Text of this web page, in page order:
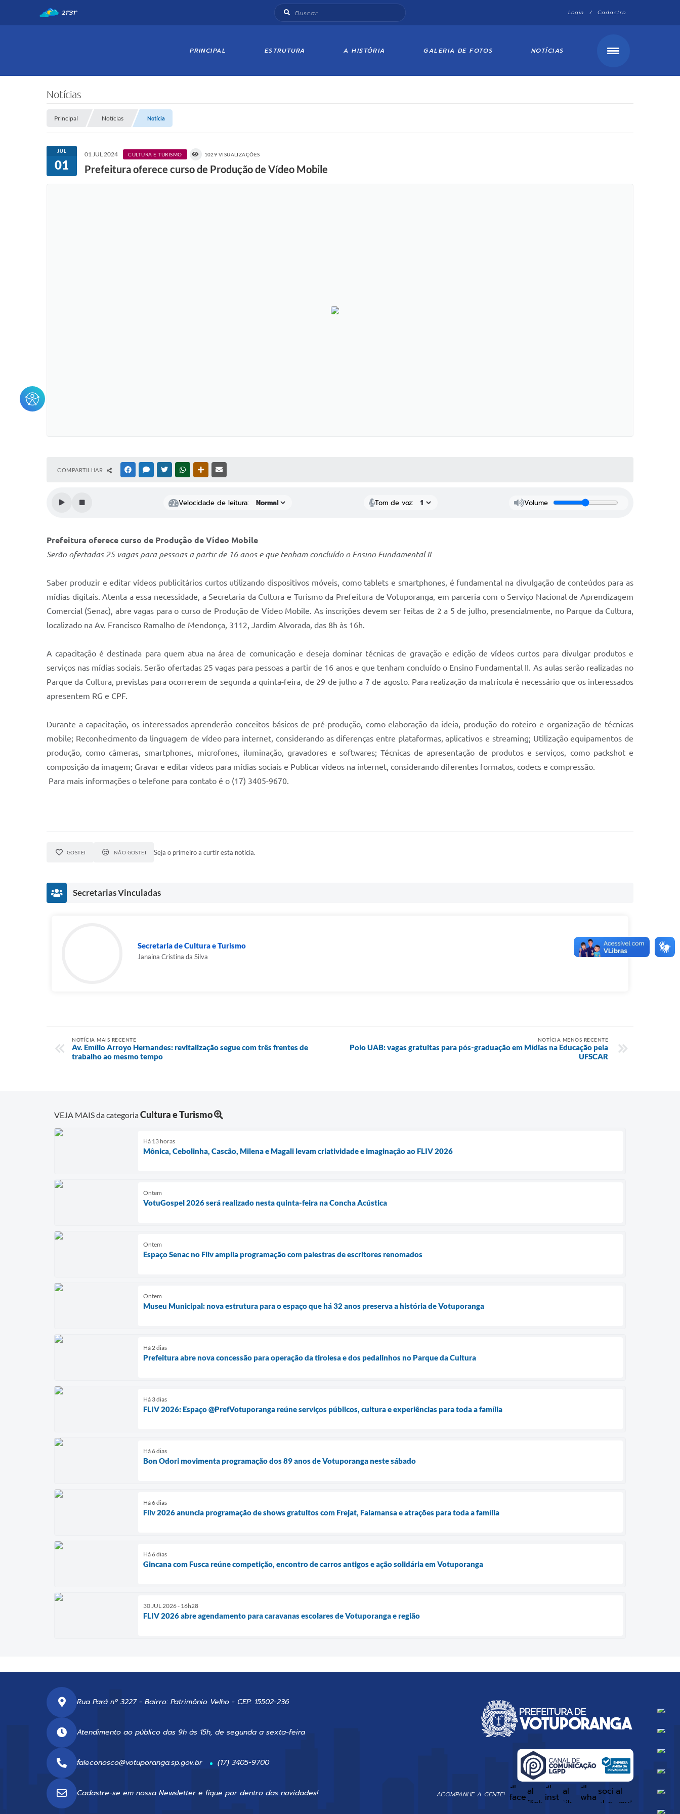
Login / Cadastro
21°31°
PRINCIPAL ESTRUTURA A HISTÓRIA GALERIA DE FOTOS NOTÍCIAS
Notícias
Principal Notícias Notícia
JUL
01
01 JUL 2024 CULTURA E TURISMO 1029 VISUALIZAÇÕES
Prefeitura oferece curso de Produção de Vídeo Mobile
COMPARTILHAR FACEBOOKMESSENGER
TWITTERWHATSAPPOUTRAS MÍDIAS
Velocidade de leitura: Tom de voz: Volume
Prefeitura oferece curso de Produção de Vídeo Mobile
Serão ofertadas 25 vagas para pessoas a partir de 16 anos e que tenham concluído o Ensino Fundamental II
Saber produzir e editar vídeos publicitários curtos utilizando dispositivos móveis, como tablets e smartphones, é fundamental na divulgação de conteúdos para as
mídias digitais. Atenta a essa necessidade, a Secretaria da Cultura e Turismo da Prefeitura de Votuporanga, em parceria com o Serviço Nacional de Aprendizagem
Comercial (Senac), abre vagas para o curso de Produção de Vídeo Mobile. As inscrições devem ser feitas de 2 a 5 de julho, presencialmente, no Parque da Cultura,
localizado na Av. Francisco Ramalho de Mendonça, 3112, Jardim Alvorada, das 8h às 16h.
A capacitação é destinada para quem atua na área de comunicação e deseja dominar técnicas de gravação e edição de vídeos curtos para divulgar produtos e
serviços nas mídias sociais. Serão ofertadas 25 vagas para pessoas a partir de 16 anos e que tenham concluído o Ensino Fundamental II. As aulas serão realizadas no
Parque da Cultura, previstas para ocorrerem de segunda a quinta-feira, de 29 de julho a 7 de agosto. Para realização da matrícula é necessário que os interessados
apresentem RG e CPF.
Durante a capacitação, os interessados aprenderão conceitos básicos de pré-produção, como elaboração da ideia, produção do roteiro e organização de técnicas
mobile; Reconhecimento da linguagem de vídeo para internet, considerando as diferenças entre plataformas, aplicativos e streaming; Utilização equipamentos de
produção, como câmeras, smartphones, microfones, iluminação, gravadores e softwares; Técnicas de apresentação de produtos e serviços, como packshot e
composição da imagem; Gravar e editar vídeos para mídias sociais e Publicar vídeos na internet, considerando diferentes formatos, codecs e compressão.
Para mais informações o telefone para contato é o (17) 3405-9670.
GOSTEI NÃO GOSTEI Seja o primeiro a curtir esta notícia.
Secretarias Vinculadas
Secretaria de Cultura e Turismo
Janaina Cristina da Silva
NOTÍCIA MAIS RECENTE
Av. Emílio Arroyo Hernandes: revitalização segue com três frentes de
trabalho ao mesmo tempo
NOTÍCIA MENOS RECENTE
Polo UAB: vagas gratuitas para pós-graduação em Mídias na Educação pela
UFSCAR
VEJA MAIS da categoriaCultura e Turismo
Há 13 horas
Mônica, Cebolinha, Cascão, Milena e Magali levam criatividade e imaginação ao FLIV 2026
Ontem
VotuGospel 2026 será realizado nesta quinta-feira na Concha Acústica
Ontem
Espaço Senac no Fliv amplia programação com palestras de escritores renomados
Ontem
Museu Municipal: nova estrutura para o espaço que há 32 anos preserva a história de Votuporanga
Há 2 dias
Prefeitura abre nova concessão para operação da tirolesa e dos pedalinhos no Parque da Cultura
Há 3 dias
FLIV 2026: Espaço @PrefVotuporanga reúne serviços públicos, cultura e experiências para toda a família
Há 6 dias
Bon Odori movimenta programação dos 89 anos de Votuporanga neste sábado
Há 6 dias
Fliv 2026 anuncia programação de shows gratuitos com Frejat, Falamansa e atrações para toda a família
Há 6 dias
Gincana com Fusca reúne competição, encontro de carros antigos e ação solidária em Votuporanga
30 JUL 2026 - 16h28
FLIV 2026 abre agendamento para caravanas escolares de Votuporanga e região
Rua Pará nº 3227 - Bairro: Patrimônio Velho - CEP: 15502-236
Atendimento ao público das 9h às 15h, de segunda a sexta-feira
faleconosco@votuporanga.sp.gov.br (17) 3405-9700
Cadastre-se em nossa Newsletter e fique por dentro das novidades! ACOMPANHE A GENTE!